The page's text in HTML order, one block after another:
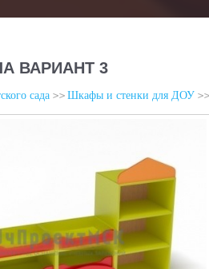
ВАРИАНТ 3
сада Шкафы и стенки для ДОУ